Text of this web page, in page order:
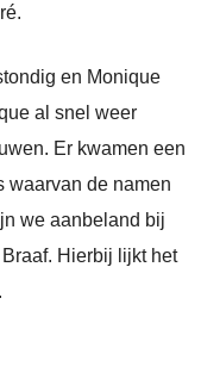
en Monique
al snel weer
Er kwamen een
waarvan de namen
we aanbeland bij
Hierbij lijkt het